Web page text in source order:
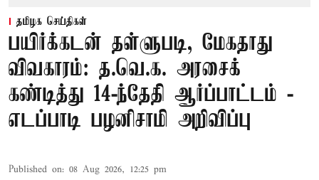
தமிழக செய்திகள்
பயிர்க்கடன் தள்ளுபடி, மேகதாது
விவகாரம்: த.வெ.க. அரசைக்
கண்டித்து 14-ந்தேதி ஆர்ப்பாட்டம் -
எடப்பாடி பழனிசாமி அறிவிப்பு
Published on: 08 Aug 2026, 12:25 pm